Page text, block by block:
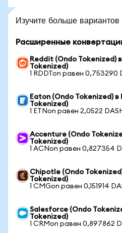
Изучите больше вариантов
Расширенные
Reddit (Ondo Tokenized)
Tokenized)
1 RDDTon равен 0,753290
Eaton (Ondo Tokenized) в
Tokenized)
1 ETNon равен 2,0522
Accenture (Ondo
Tokenized)
1 ACNon равен 0,827354
Chipotle (Ondo
Tokenized)
1 CMGon равен 0,151914
Salesforce (Ondo
Tokenized)
1 CRMon равен 0,897862